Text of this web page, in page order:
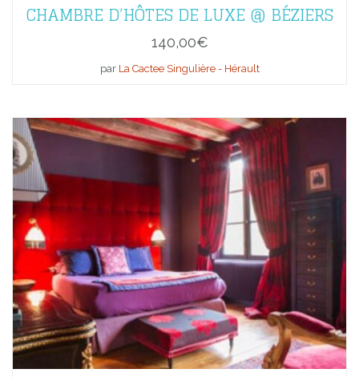
CHAMBRE D’HÔTES DE LUXE @ BÉZIERS
140,00€
par La Cactee Singulière - Hérault